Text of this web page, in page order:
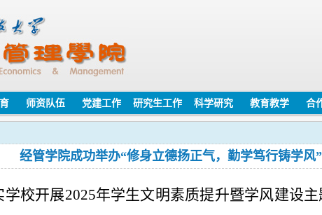
师资队伍 党建工作 研究生工作 科学研究 教育教学 合
经管学院成功举办“修身立德扬正气，勤学笃行铸学风
学校开展2025年学生文明素质提升暨学风建设